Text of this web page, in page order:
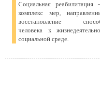
Социальная
комплекс мер,
восстановление
человека к
социальной среде.